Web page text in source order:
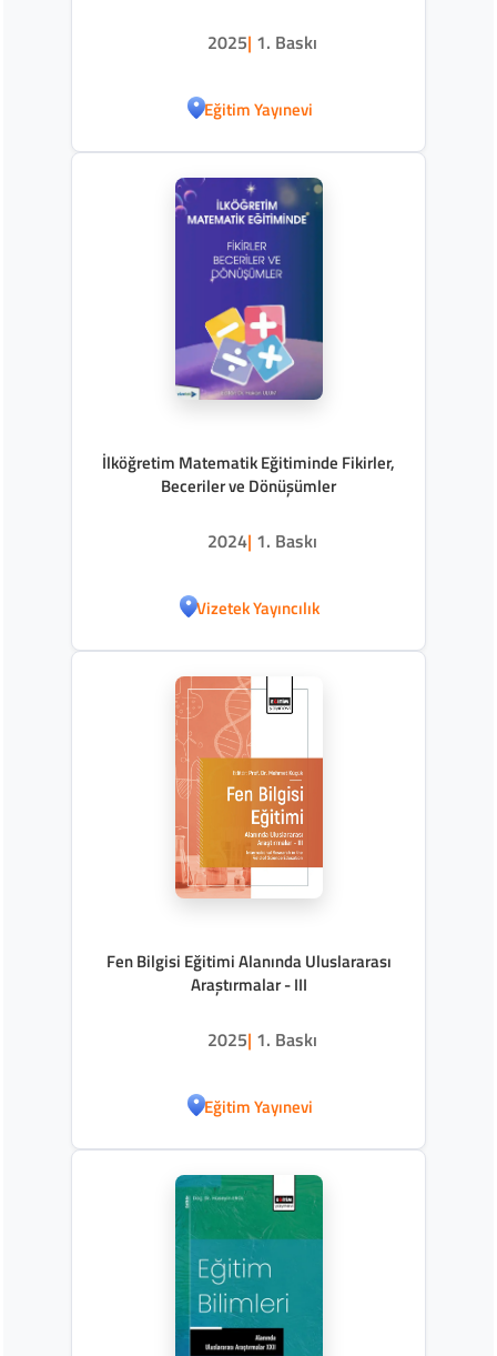
2025| 1. Baskı
Eğitim Yayınevi
İlköğretim Matematik Eğitiminde Fikirler,
Beceriler ve Dönüşümler
2024| 1. Baskı
Vizetek Yayıncılık
Fen Bilgisi Eğitimi Alanında Uluslararası
Araştırmalar - III
2025| 1. Baskı
Eğitim Yayınevi